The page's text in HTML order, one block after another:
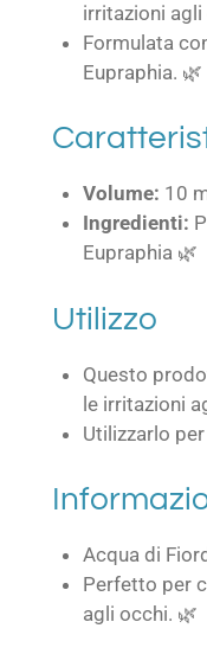
irritazioni agli
Formulata
Eupraphia. 🌿
Volume: 10
Ingredienti:
Eupraphia 🌿
Utilizzo
Questo
le irritazioni
Utilizzarlo
Acqua di
Perfetto per
agli occhi. 🌿